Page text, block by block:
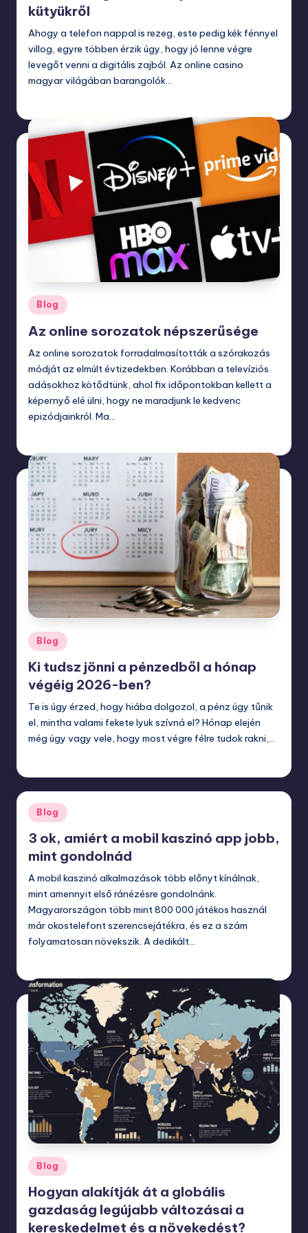
kütyükről
Ahogy a telefon nappal is rezeg, este pedig kék fénnyel
villog, egyre többen érzik úgy, hogy jó lenne végre
levegőt venni a digitális zajból. Az online casino
magyar világában barangolók…
Posted
in
Blog
Az online sorozatok népszerűsége
Az online sorozatok forradalmasították a szórakozás
módját az elmúlt évtizedekben. Korábban a televíziós
adásokhoz kötődtünk, ahol fix időpontokban kellett a
képernyő elé ülni, hogy ne maradjunk le kedvenc
epizódjainkról. Ma…
Posted
in
Blog
Ki tudsz jönni a pénzedből a hónap
végéig 2026-ben?
Te is úgy érzed, hogy hiába dolgozol, a pénz úgy tűnik
el, mintha valami fekete lyuk szívná el? Hónap elején
még úgy vagy vele, hogy most végre félre tudok rakni,…
Posted
in
Blog
3 ok, amiért a mobil kaszinó app jobb,
mint gondolnád
A mobil kaszinó alkalmazások több előnyt kínálnak,
mint amennyit első ránézésre gondolnánk.
Magyarországon több mint 800 000 játékos használ
már okostelefont szerencsejátékra, és ez a szám
folyamatosan növekszik. A dedikált…
Posted
in
Blog
Hogyan alakítják át a globális
gazdaság legújabb változásai a
kereskedelmet és a növekedést?